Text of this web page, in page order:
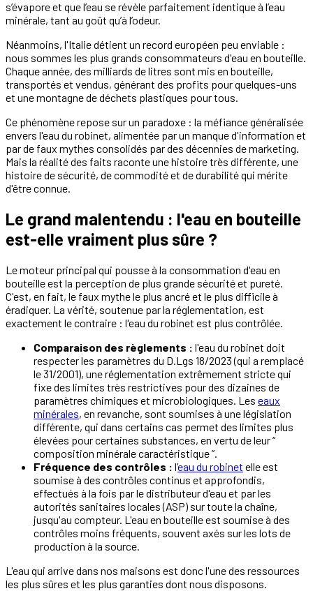
s’évapore et que l’eau se révèle parfaitement identique à l’eau
minérale, tant au goût qu’à l’odeur.
Néanmoins, l'Italie détient un record européen peu enviable :
nous sommes les plus grands consommateurs d'eau en bouteille.
Chaque année, des milliards de litres sont mis en bouteille,
transportés et vendus, générant des profits pour quelques-uns
et une montagne de déchets plastiques pour tous.
Ce phénomène repose sur un paradoxe : la méfiance généralisée
envers l'eau du robinet, alimentée par un manque d'information et
par de faux mythes consolidés par des décennies de marketing.
Mais la réalité des faits raconte une histoire très différente, une
histoire de sécurité, de commodité et de durabilité qui mérite
d'être connue.
Le grand malentendu : l'eau en bouteille
est-elle vraiment plus sûre ?
Le moteur principal qui pousse à la consommation d'eau en
bouteille est la perception de plus grande sécurité et pureté.
C'est, en fait, le faux mythe le plus ancré et le plus difficile à
éradiquer. La vérité, soutenue par la réglementation, est
exactement le contraire : l'eau du robinet est plus contrôlée.
Comparaison des règlements : l'eau du robinet doit
respecter les paramètres du D.Lgs 18/2023 (qui a remplacé
le 31/2001), une réglementation extrêmement stricte qui
fixe des limites très restrictives pour des dizaines de
paramètres chimiques et microbiologiques. Les eaux
minérales, en revanche, sont soumises à une législation
différente, qui dans certains cas permet des limites plus
élevées pour certaines substances, en vertu de leur “
composition minérale caractéristique ”.
Fréquence des contrôles : l’eau du robinet elle est
soumise à des contrôles continus et approfondis,
effectués à la fois par le distributeur d'eau et par les
autorités sanitaires locales (ASP) sur toute la chaîne,
jusqu'au compteur. L'eau en bouteille est soumise à des
contrôles moins fréquents, souvent axés sur les lots de
production à la source.
L'eau qui arrive dans nos maisons est donc l'une des ressources
les plus sûres et les plus garanties dont nous disposons.